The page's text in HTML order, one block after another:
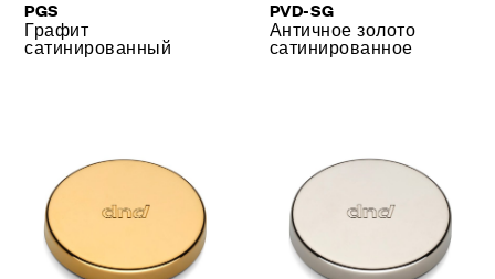
PGS
Графит
сатинированный
PVD-SG
Античное золото
сатинированное